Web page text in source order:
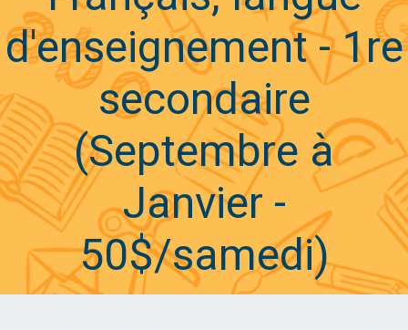
d'enseignement - 1re
secondaire
(Septembre à
Janvier -
50$/samedi)